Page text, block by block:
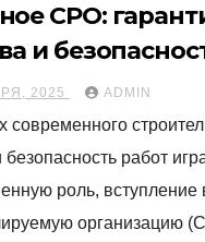
СРО:
и
2025 ADMIN
современного
безопасность работ
роль,
организацию